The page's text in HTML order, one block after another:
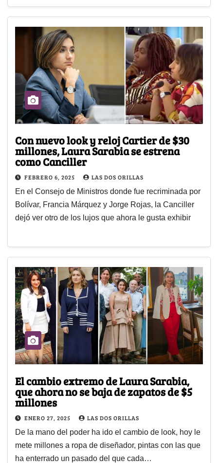
Con nuevo look y reloj Cartier de $30
millones, Laura Sarabia se estrena
como Canciller
FEBRERO 6, 2025 LAS DOS ORILLAS
En el Consejo de Ministros donde fue recriminada por
Bolívar, Francia Márquez y Jorge Rojas, la Canciller
dejó ver otro de los lujos que ahora le gusta exhibir
El cambio extremo de Laura Sarabia,
que ahora no se baja de zapatos de $5
millones
ENERO 27, 2025 LAS DOS ORILLAS
De la mano del poder ha ido el cambio de look, hoy le
mete millones a ropa de diseñador, pintas con las que
ha enterrado un pasado del que cada…